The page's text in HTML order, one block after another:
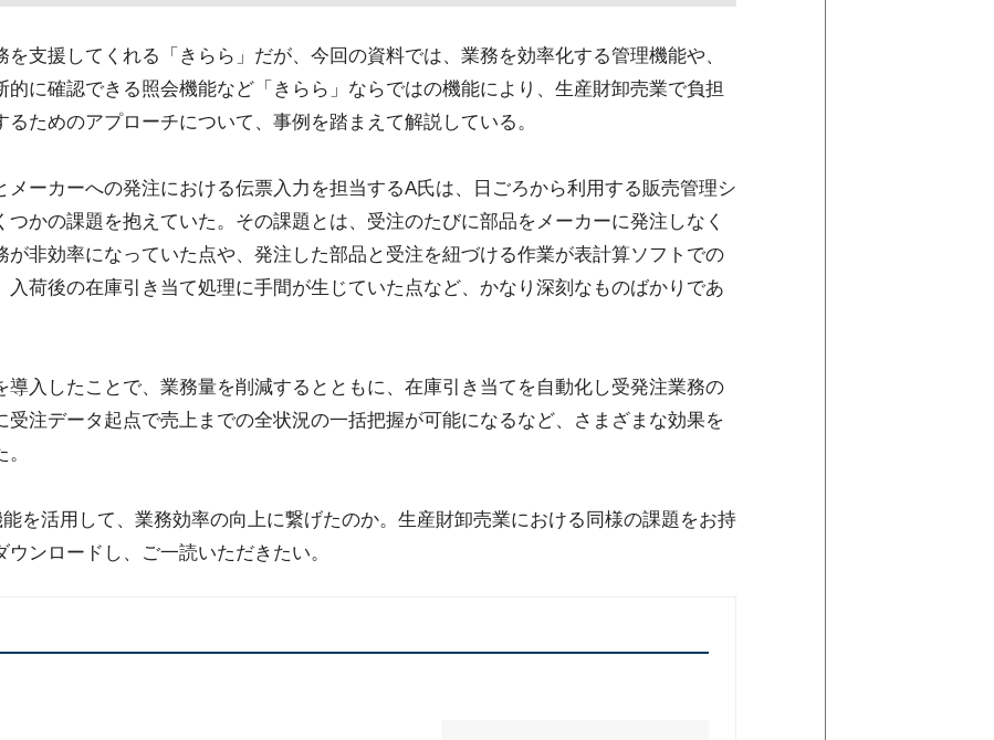
支援してくれる「きらら」だが、今回の資料では、業務を効率化する管理機能や、
的に確認できる照会機能など「きらら」ならではの機能により、生産財卸売業で負担
ためのアプローチについて、事例を踏まえて解説している。
メーカーへの発注における伝票入力を担当するA氏は、日ごろから利用する販売管理シ
かの課題を抱えていた。その課題とは、受注のたびに部品をメーカーに発注しなく
が非効率になっていた点や、発注した部品と受注を紐づける作業が表計算ソフトでの
入荷後の在庫引き当て処理に手間が生じていた点など、かなり深刻なものばかりであ
導入したことで、業務量を削減するとともに、在庫引き当てを自動化し受発注業務の
受注データ起点で売上までの全状況の一括把握が可能になるなど、さまざまな効果を
を活用して、業務効率の向上に繋げたのか。生産財卸売業における同様の課題をお持
ンロードし、ご一読いただきたい。